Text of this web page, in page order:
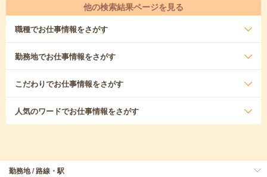
他の検索結果ページを見る
職種でお仕事情報をさがす
勤務地でお仕事情報をさがす
こだわりでお仕事情報をさがす
人気のワードでお仕事情報をさがす
勤務地 / 路線・駅